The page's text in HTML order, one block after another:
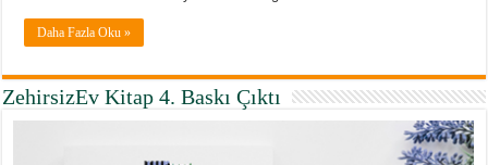
Daha Fazla Oku »
ZehirsizEv Kitap 4. Baskı Çıktı